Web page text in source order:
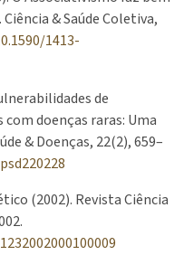
& Saúde Coletiva,
1413-
de
doenças raras: Uma
& Doenças, 22(2), 659–
(2002). Revista Ciência